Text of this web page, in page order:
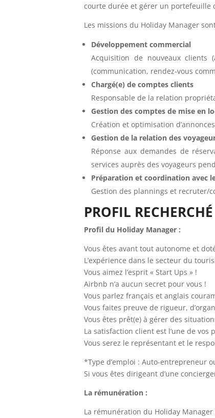
courte durée et gérer un portefeuille
Les missions du Holiday Manager
Développement commercial
Acquisition de nouveaux clients
(communication, rendez-vous
Chargé(e) de comptes clients
Responsable de la relation
Gestion des comptes de mise en
Création et optimisation
Gestion de la relation des
Réponse aux demandes de
services auprès des voyageurs
Préparation et coordination avec
Gestion des plannings et recruter/
PROFIL RECHERCHÉ
Profil du Holiday Manager :
Vous êtes avant tout autonome et
L’expérience dans le secteur du
Vous aimez l’esprit « Start Ups » !
Airbnb n’a aucun secret pour vous !
Vous parlez français et anglais
Vous faites preuve de rigueur,
Vous êtes prêt(e) à gérer des
La satisfaction client est l’une de
Vous serez le représentant et le
*Type d’emploi : Auto-entrepreneur
Si vous êtes dirigeant d’une
La rémunération :
La rémunération du Holiday